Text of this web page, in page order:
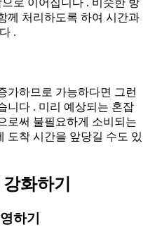
로 이어집니다 . 비슷한 방
께 처리하도록 하여 시간과
.
가하므로 가능하다면 그런
니다 . 미리 예상되는 혼잡
로써 불필요하게 소비되는
도착 시간을 앞당길 수도 있
화하기
하기